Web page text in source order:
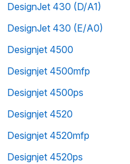
DesignJet 430 (D/A1)
DesignJet 430 (E/A0)
Designjet 4500
Designjet 4500mfp
Designjet 4500ps
Designjet 4520
Designjet 4520mfp
Designjet 4520ps